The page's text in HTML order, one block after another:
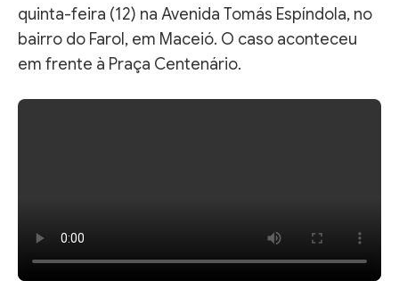
quinta-feira (12) na Avenida Tomás Espíndola, no
bairro do Farol, em Maceió. O caso aconteceu
em frente à Praça Centenário.